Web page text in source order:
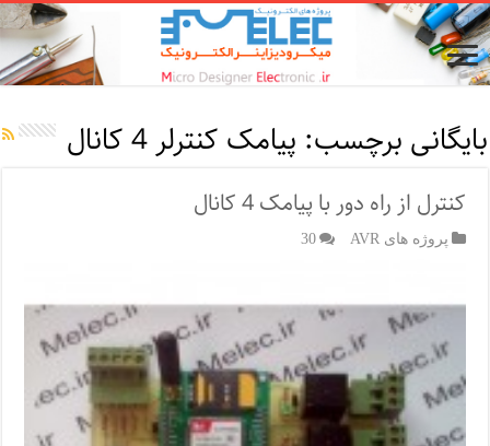
بایگانی برچسب: پیامک کنترلر 4 کانال
کنترل از راه دور با پیامک 4 کانال
پروژه های AVR 30